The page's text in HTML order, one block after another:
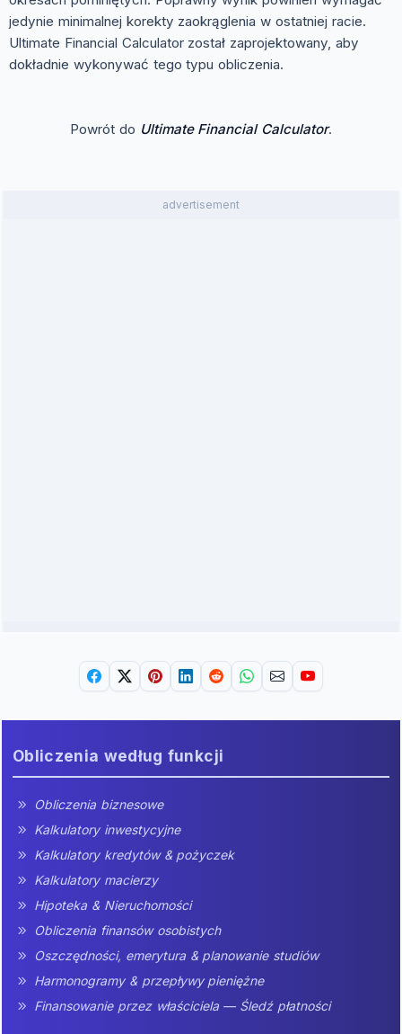
jedynie minimalnej korekty zaokrąglenia w ostatniej racie.
Ultimate Financial Calculator został zaprojektowany, aby
dokładnie wykonywać tego typu obliczenia.
Powrót do Ultimate Financial Calculator.
advertisement
Obliczenia według funkcji
Obliczenia biznesowe
Kalkulatory inwestycyjne
Kalkulatory kredytów & pożyczek
Kalkulatory macierzy
Hipoteka & Nieruchomości
Obliczenia finansów osobistych
Oszczędności, emerytura & planowanie studiów
Harmonogramy & przepływy pieniężne
Finansowanie przez właściciela — Śledź płatności